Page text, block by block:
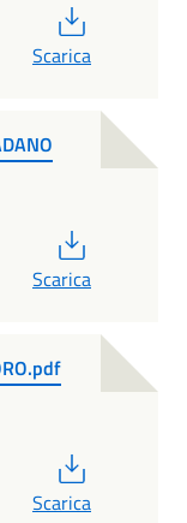
Scarica
Scarica
Scarica